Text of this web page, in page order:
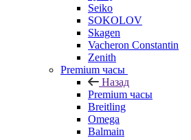
Seiko
SOKOLOV
Skagen
Vacheron Constantin
Zenith
Premium часы
Назад
Premium часы
Breitling
Omega
Balmain